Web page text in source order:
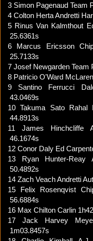
3 Simon Pagenaud Team
4 Colton HertaAndretti
5 Rinus Van Kalmthout
25.6361s
6
Marcus Ericsson
25.7133s
7 Josef Newgarden Team
8 Patricio O'Ward
9
Santino Ferrucci
43.0469s
10 Takuma Sato Rahal
44.8913s
11
James Hinchcliffe
46.1674s
12 Conor Daly Ed
13
Ryan Hunter-Reay
50.4892s
14 Zach VeachAndretti
15
Felix Rosenqvist
56.6884s
16 Max Chilton Carlin
17
Jack Harvey
1m03.8457s